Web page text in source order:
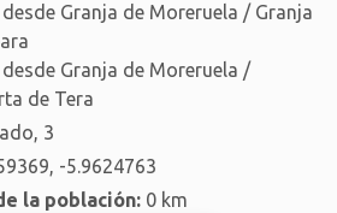
Granja de Moreruela / Granja
Granja de Moreruela /
de Tera
3
-5.9624763
la población: 0 km